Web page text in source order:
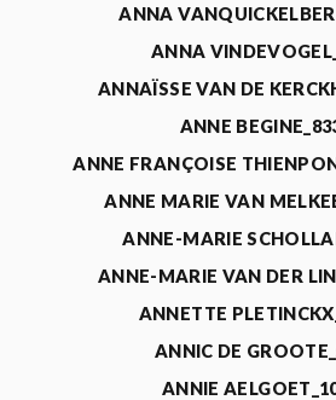
ANNA
ANNA
ANNAÏSSE VAN DE
ANNE
ANNE FRANÇOISE
ANNE MARIE VAN
ANNE-MARIE
ANNE-MARIE VAN DER
ANNETTE
ANNIC DE
ANNIE